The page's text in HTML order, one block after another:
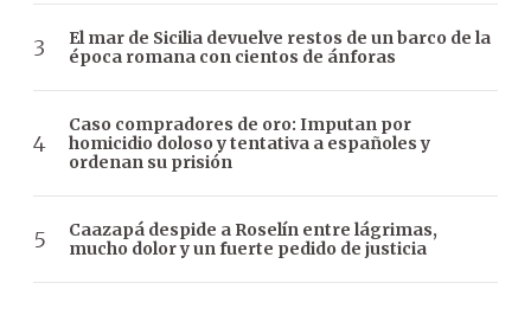
El mar de Sicilia devuelve restos de un barco de la
época romana con cientos de ánforas
Caso compradores de oro: Imputan por
homicidio doloso y tentativa a españoles y
ordenan su prisión
Caazapá despide a Roselín entre lágrimas,
mucho dolor y un fuerte pedido de justicia